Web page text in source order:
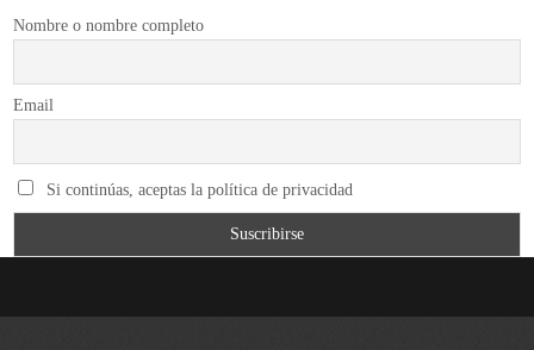
Nombre o nombre completo
Email
Si continúas, aceptas la política de privacidad